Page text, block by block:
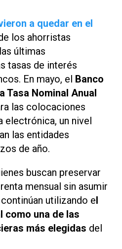
a quedar en el
los ahorristas
últimas
tasas de interés
En mayo, el Banco
Tasa Nominal Anual
las colocaciones
electrónica, un nivel
las entidades
de año.
buscan preservar
mensual sin asumir
utilizando el
como una de las
más elegidas del